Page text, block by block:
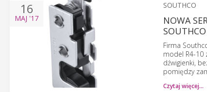
16
MAJ '17
SOUTHCO
NOWA
Firma
model R4-10
dźwigienki,
pomiędzy
Czytaj więcej…